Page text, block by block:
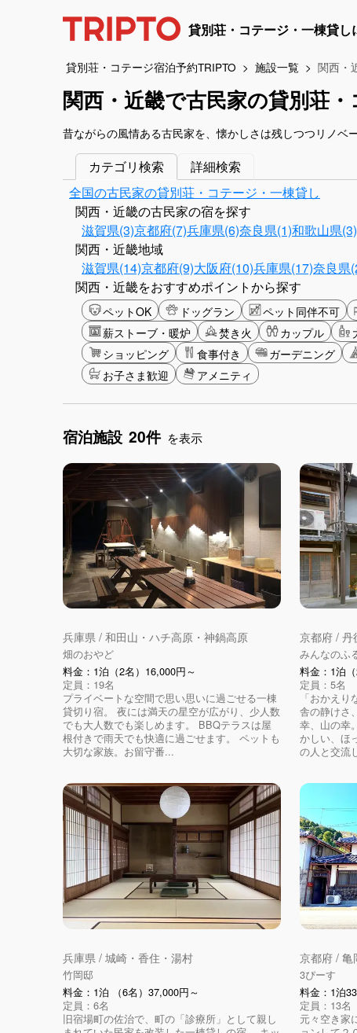
貸別荘・コテージ・一棟貸し
貸別荘・コテージ宿泊予約TRIPTO 施設一覧 関西・
関西・近畿で古民家の貸別荘
昔ながらの風情ある古民家を、懐かしさは残しつつリノベ
カテゴリ検索
詳細検索
全国の古民家の貸別荘・コテージ・一棟貸し
関西・近畿の古民家の宿を探す
滋賀県(3)京都府(7)兵庫県(6)奈良県(1)和歌山県(3)
関西・近畿地域
滋賀県(14)京都府(9)大阪府(10)兵庫県(17)奈良県
関西・近畿をおすすめポイントから探す
ペットOK ドッグラン ペット同伴不可
薪ストーブ・暖炉
焚き火 カップル
ショッピング
食事付き ガーデニング
お子さま歓迎
アメニティ
宿泊施設 20件 を表示
兵庫県 / 和田山・ハチ高原・神鍋高原
畑のおやど
料金：1泊（2名）16,000円～
定員：19名
プライベートな空間で思い思いに過ごせる一棟
貸切り宿。 夜には満天の星空が広がり、少人数
でも大人数でも楽しめます。 BBQテラスは屋
根付きで雨天でも快適に過ごせます。 ペットも
大切な家族。お留守番...
京都府 /
みんなのふ
料金：1泊
定員：5名
「おかえ
舎の静けさ
幸、山の幸
かしい、ほ
の人と交流
兵庫県 / 城崎・香住・湯村
竹岡邸
料金：1泊 （6名）37,000円～
定員：6名
旧宿場町の佐治で、町の「診療所」として親し
京都府 /
3ぴーす
料金：1泊
定員：13名
元々空き家